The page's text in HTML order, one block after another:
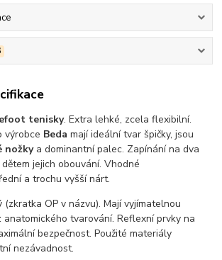
tenisky. Extra lehké, zcela flexibilní.
výrobce Bedamají ideální tvar špičky, jsou
nožkya dominantní palec. Zapínání na dva
jejich obouvání. Vhodné
a trochu vyšší nárt.
(zkratka OP v názvu). Mají vyjímatelnou
anatomického tvarování. Reflexní prvky na
bezpečnost. Použité materiály
nezávadnost.